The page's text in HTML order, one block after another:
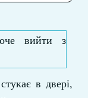
в двері,